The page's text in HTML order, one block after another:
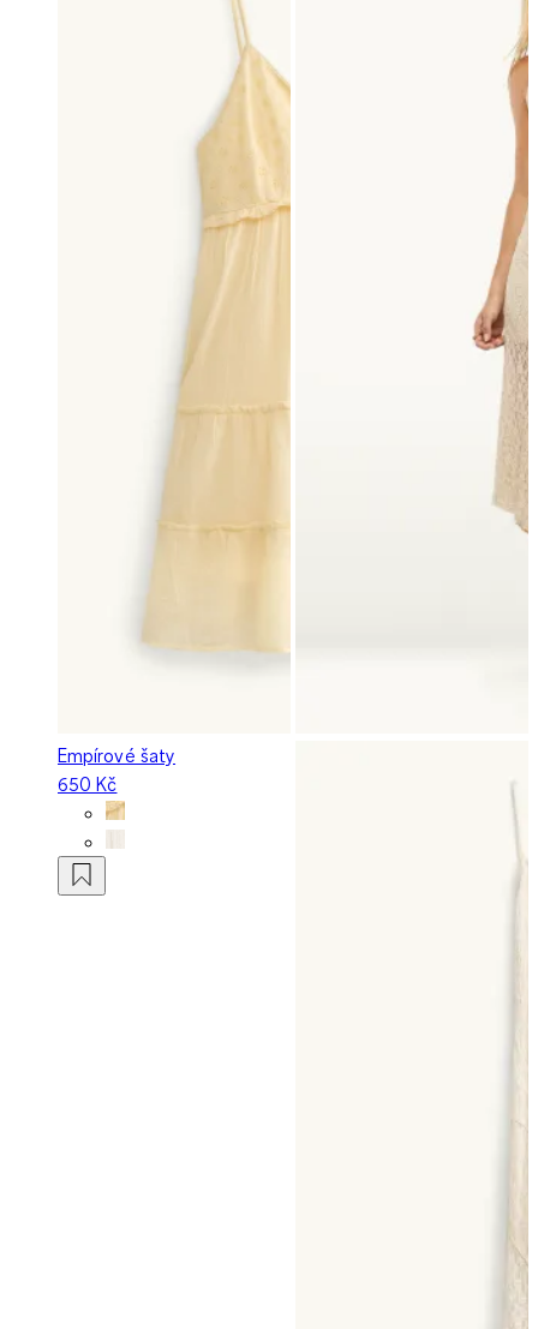
Empírové šaty
650 Kč